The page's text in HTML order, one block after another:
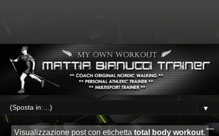
▼
Visualizzazione post con etichetta total body workout.